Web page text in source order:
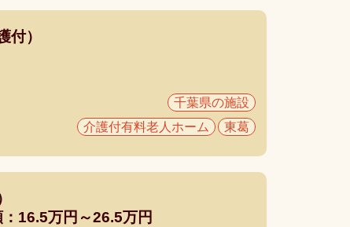
付）
千葉県の施設
介護付有料老人ホーム
東葛
16.5万円～26.5万円